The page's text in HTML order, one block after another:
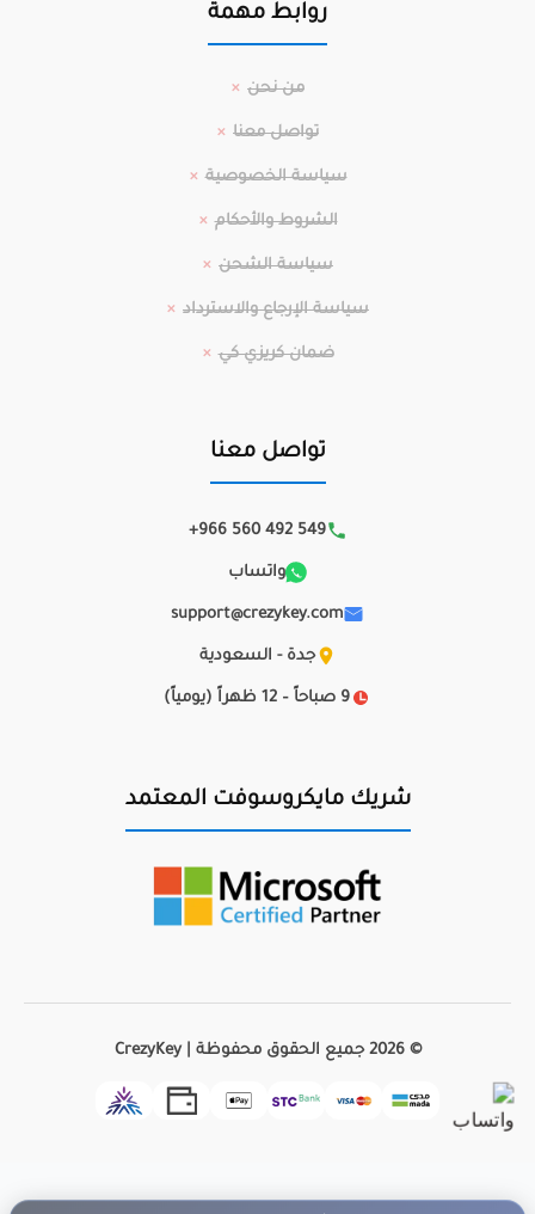
روابط مهمة
من نحن
تواصل معنا
سياسة الخصوصية
الشروط والأحكام
سياسة الشحن
سياسة الإرجاع والاسترداد
ضمان كريزي كي
تواصل معنا
+966 560 492 549
واتساب
support@crezykey.com
جدة - السعودية
9 صباحاً – 12 ظهراً (يومياً)
شريك مايكروسوفت المعتمد
© 2026 جميع الحقوق محفوظة | CrezyKey
AutoDesk AutoCAD